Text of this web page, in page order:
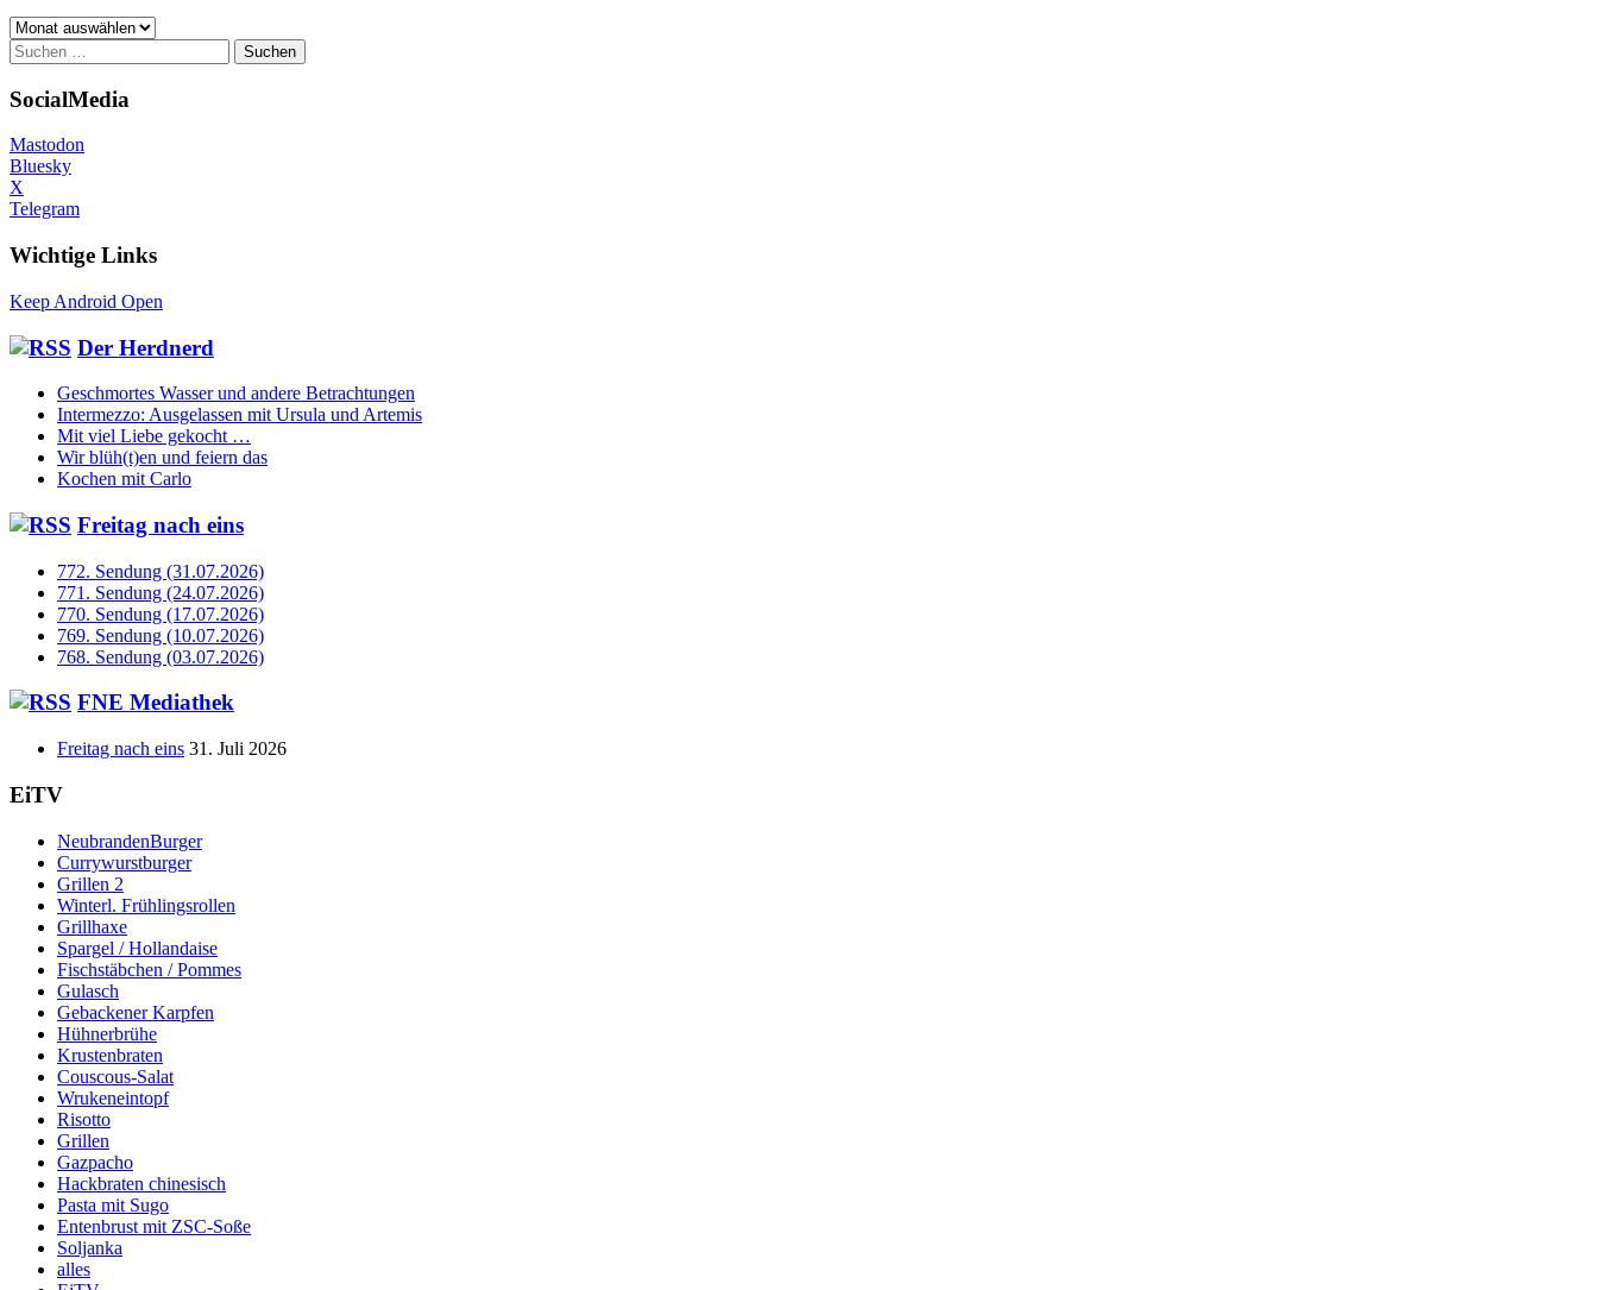
Archiv
Suchen
nach:
SocialMedia
Mastodon
Bluesky
X
Telegram
Wichtige Links
Keep Android Open
Der Herdnerd
Geschmortes Wasser und andere Betrachtungen
Intermezzo: Ausgelassen mit Ursula und Artemis
Mit viel Liebe gekocht …
Wir blüh(t)en und feiern das
Kochen mit Carlo
Freitag nach eins
772. Sendung (31.07.2026)
771. Sendung (24.07.2026)
770. Sendung (17.07.2026)
769. Sendung (10.07.2026)
768. Sendung (03.07.2026)
FNE Mediathek
Freitag nach eins 31. Juli 2026
EiTV
NeubrandenBurger
Currywurstburger
Grillen 2
Winterl. Frühlingsrollen
Grillhaxe
Spargel / Hollandaise
Fischstäbchen / Pommes
Gulasch
Gebackener Karpfen
Hühnerbrühe
Krustenbraten
Couscous-Salat
Wrukeneintopf
Risotto
Grillen
Gazpacho
Hackbraten chinesisch
Pasta mit Sugo
Entenbrust mit ZSC-Soße
Soljanka
alles